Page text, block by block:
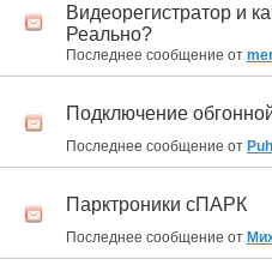
Видеорегистратор и
Реально?
Последнее сообщение от
Подключение
Последнее сообщение от
Парктроники сПАРК
Последнее сообщение от